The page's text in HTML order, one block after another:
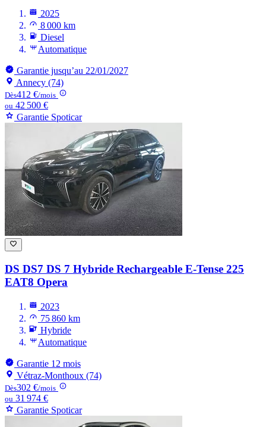
2025
8 000 km
Diesel
Automatique
Garantie jusqu’au 22/01/2027
Annecy (74)
Dès412 €/mois
ou 42 500 €
Garantie Spoticar
DS DS7 DS 7 Hybride Rechargeable E-Tense 225
EAT8 Opera
2023
75 860 km
Hybride
Automatique
Garantie 12 mois
Vétraz-Monthoux (74)
Dès302 €/mois
ou 31 974 €
Garantie Spoticar